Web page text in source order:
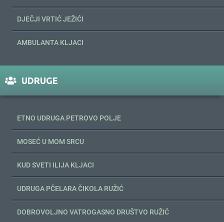
DJEČJI VRTIĆ JEŽIĆI
AMBULANTA KLJACI
UDRUGE
ETNO UDRUGA PETROVO POLJE
MOSEĆ U MOM SRCU
KUD SVETI ILIJA KLJACI
UDRUGA PČELARA ČIKOLA RUŽIĆ
DOBROVOLJNO VATROGASNO DRUŠTVO RUŽIĆ